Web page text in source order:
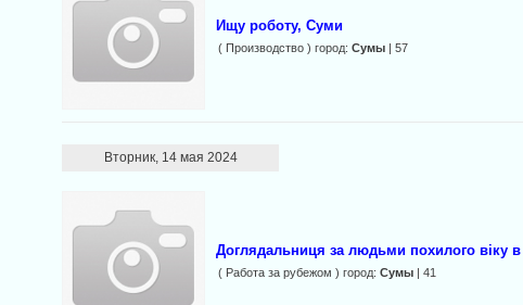
Ищу роботу, Суми
( Производство ) город:Сумы | 57
Вторник, 14 мая 2024
Доглядальниця за людьми похилого віку в
( Работа за рубежом ) город:Сумы | 41